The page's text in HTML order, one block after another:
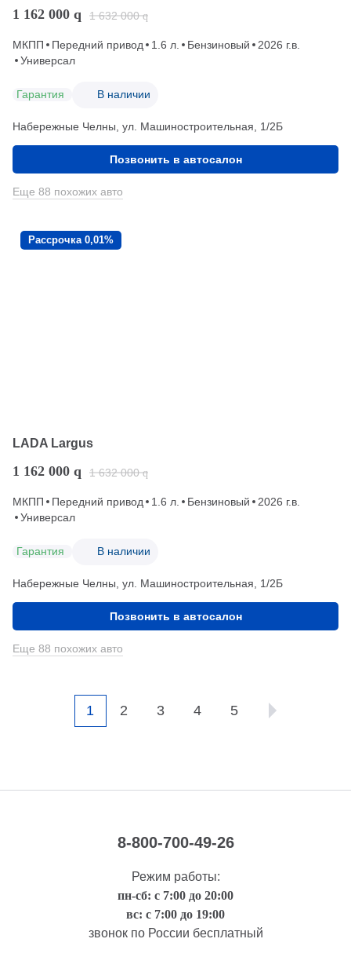
1 162 000 q 1 632 000 q
МКПП Передний привод 1.6 л. Бензиновый
2026 г.в.
Универсал
Гарантия В наличии
Набережные Челны, ул. Машиностроительная, 1/2Б
Позвонить в автосалон
Еще 88 похожих авто
Рассрочка 0,01%
LADA Largus
1 162 000 q 1 632 000 q
МКПП Передний привод 1.6 л. Бензиновый
2026 г.в.
Универсал
Гарантия В наличии
Набережные Челны, ул. Машиностроительная, 1/2Б
Позвонить в автосалон
Еще 88 похожих авто
1 2 3 4 5
8-800-700-49-26
Режим работы:
пн-сб: с 7:00 до 20:00
вс: с 7:00 до 19:00
звонок по России бесплатный